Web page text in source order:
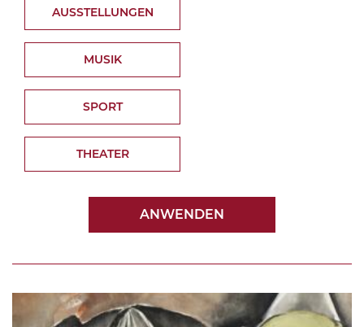
AUSSTELLUNGEN
MUSIK
SPORT
THEATER
ANWENDEN